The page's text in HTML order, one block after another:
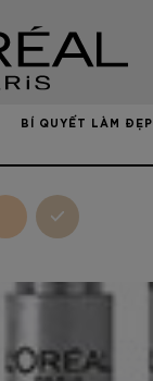
BÍ QUYẾT LÀM ĐẸP